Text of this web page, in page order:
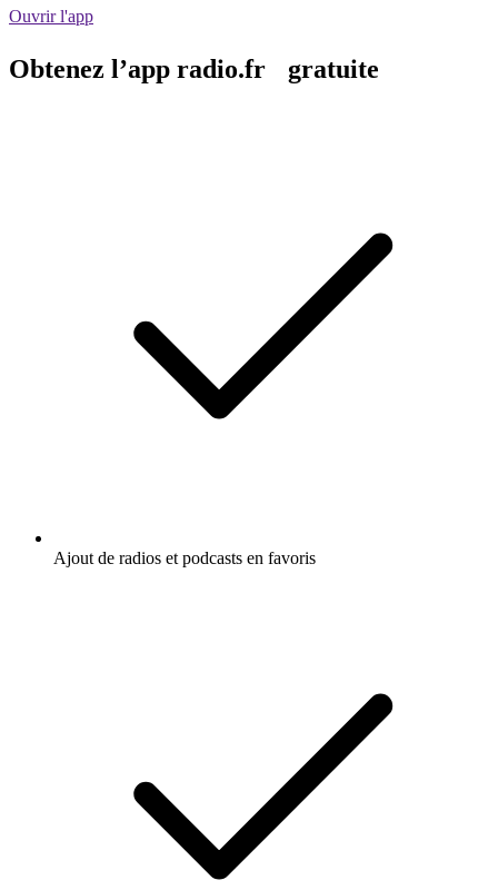
Ouvrir l'app
Obtenez l’app radio.fr gratuite
Ajout de radios et podcasts en favoris